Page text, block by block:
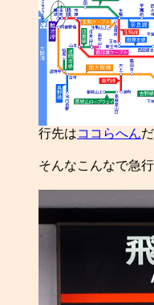
行先はココらへんだ
そんなこんなで急